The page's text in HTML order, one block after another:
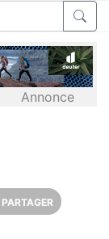
Annonce
PARTAGER